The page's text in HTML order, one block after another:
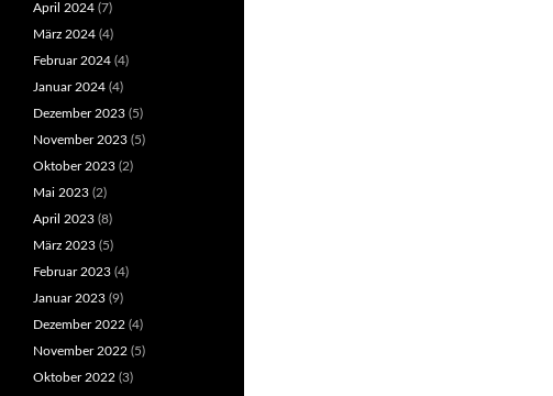
April 2024 (7)
März 2024 (4)
Februar 2024 (4)
Januar 2024 (4)
Dezember 2023 (5)
November 2023 (5)
Oktober 2023 (2)
Mai 2023 (2)
April 2023 (8)
März 2023 (5)
Februar 2023 (4)
Januar 2023 (9)
Dezember 2022 (4)
November 2022 (5)
Oktober 2022 (3)